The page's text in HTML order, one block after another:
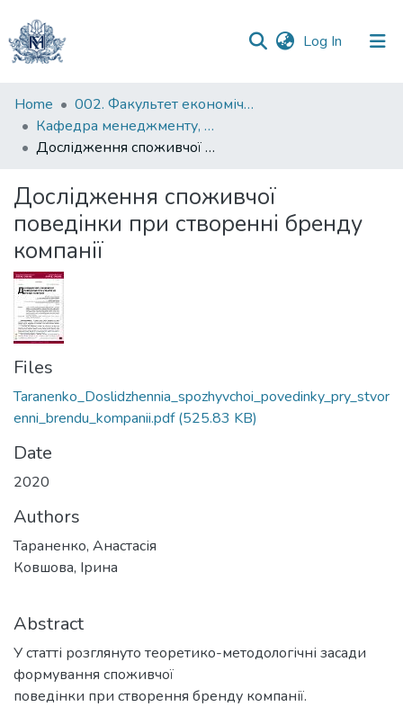
Log In (current)
Communities
&
Collections
Statistics
Home
002. Факультет економічних наук
Кафедра менеджменту, маркетингу та підприємництва
Дослідження споживчої поведінки при створенні бренду компанії
Дослідження споживчої
поведінки при створенні бренду
компанії
Files
Taranenko_Doslidzhennia_spozhyvchoi_povedinky_pry_stvor
enni_brendu_kompanii.pdf(525.83 KB)
Date
2020
Authors
Тараненко, Анастасія
Ковшова, Ірина
Abstract
У статті розглянуто теоретико-методологічні засади
формування споживчої
поведінки при створення бренду компанії.